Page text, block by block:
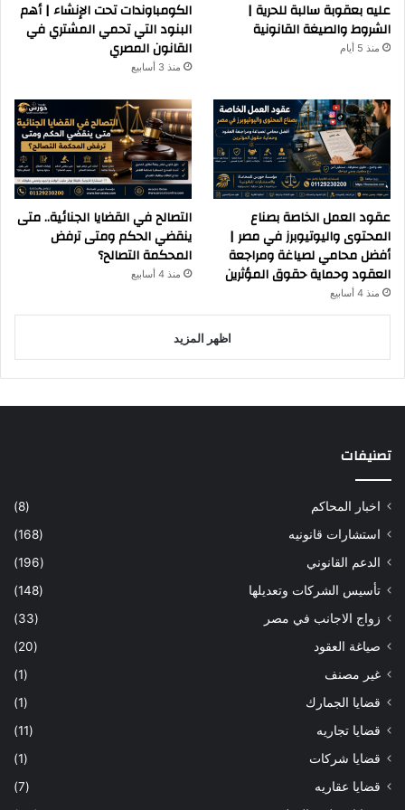
عليه بعقوبة سالبة للحرية |
الشروط والصيغة القانونية
منذ 5 أيام
الكومباوندات تحت الإنشاء | أهم
البنود التي تحمي المشتري في
القانون المصري
منذ 3 أسابيع
عقود العمل الخاصة بصناع
المحتوى واليوتيوبرز في مصر |
أفضل محامي لصياغة ومراجعة
العقود وحماية حقوق المؤثرين
منذ 4 أسابيع
التصالح في القضايا الجنائية.. متى
ينقضي الحكم ومتى ترفض
المحكمة التصالح؟
منذ 4 أسابيع
اظهر المزيد
تصنيفات
اخبار المحاكم
(8)
استشارات قانونيه
(168)
الدعم القانوني
(196)
تأسيس الشركات وتعديلها
(148)
زواج الاجانب في مصر
(33)
صياغة العقود
(20)
غير مصنف
(1)
قضايا الجمارك
(1)
قضايا تجاريه
(11)
قضايا شركات
(1)
قضايا عقاريه
(7)